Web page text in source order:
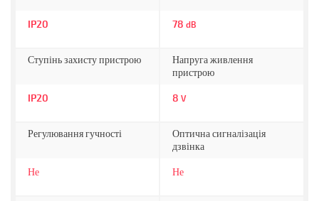
IP20 78 dB
Ступінь захисту пристрою
IP20
Напруга живлення
пристрою
8 V
Регулювання гучності
Не
Оптична сигналізація
дзвінка
Не